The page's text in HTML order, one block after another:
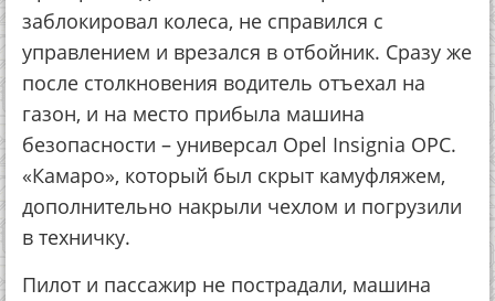
заблокировал колеса, не справился с
управлением и врезался в отбойник. Сразу же
после столкновения водитель отъехал на
газон, и на место прибыла машина
безопасности – универсал Opel Insignia OPC.
«Камаро», который был скрыт камуфляжем,
дополнительно накрыли чехлом и погрузили
в техничку.
Пилот и пассажир не пострадали, машина